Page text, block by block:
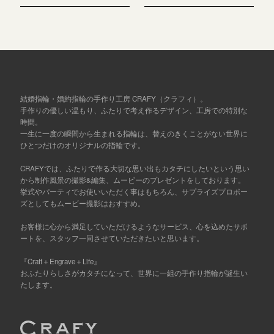
結婚指輪・婚約指輪の手作り工房 CRAFY（クラフィ）。
手作りの優しい温もり、ふたりで考え作るデザイン、工房での特別な
時間。
一生に一度の瞬間から生まれる指輪は、替えのきくことがない世界に
ひとつだけのオリジナルの指輪です。
CRAFYでは、ふたりで作る大切な思い出もカタチにしたいという思い
から制作風景の撮影&編集、ムービーのプレゼントをしております。
挙式やパーティでお使いいただく事はもちろん、サプライズプロポー
ズとしてもムービー撮影はおすすめ。
お客様に心から満足していただけるようなサービス、心を込めたサポ
ートを、スタッフ一同させていただきたいと思います。
『Craft＋Engrave＋Life』
おふたりらしさがカタチになって、世界に一組の手作り指輪が誕生い
たします。